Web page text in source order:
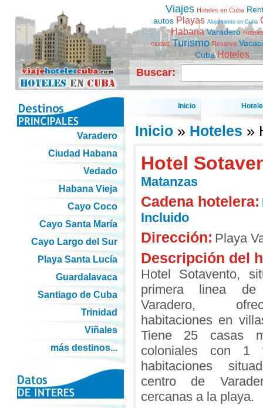
Viajes Hoteles en Cuba
autos Playas Alojamiento en Cuba
Habana Varadero
ciudad Turismo Reserva
Cuba Hoteles
Buscar:
Inicio
Inicio» Hoteles »
Hotel
Matanzas
Cadena hotelera:
Incluido
Dirección: Playa
Descripción del
Hotel Sotavento,
primera linea
Varadero,
habitaciones en
Tiene 25 casas
coloniales con
habitaciones
centro de
cercanas a la playa.
Varadero
Ciudad Habana
Vedado
Habana Vieja
Cayo Coco
Cayo Santa María
Cayo Largo del Sur
Playa Santa Lucía
Guardalavaca
Santiago de Cuba
Trinidad
Viñales
más destinos...